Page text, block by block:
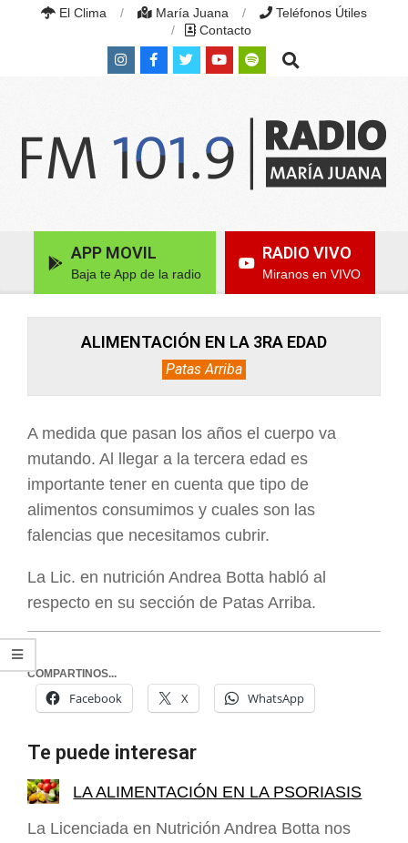
El Clima María Juana
Teléfonos Útiles
Contacto
Search
JUANA
FM
Navigation APP MOVIL
Baja te App de la radio
RADIO VIVO
Miranos en VIVO
ALIMENTACIÓN EN LA 3RA EDAD
Patas Arriba
A medida que pasan los años el cuerpo va
mutando. Al llegar a la tercera edad es
importante tener en cuenta que tipo de
alimentos consumimos y cuales son las
falencias que necesitamos cubrir.
La Lic. en nutrición Andrea Botta habló al
respecto en su sección de Patas Arriba.
COMPARTINOS...
Facebook X WhatsApp
Te puede interesar
LA ALIMENTACIÓN EN LA PSORIASIS
La Licenciada en Nutrición Andrea Botta nos